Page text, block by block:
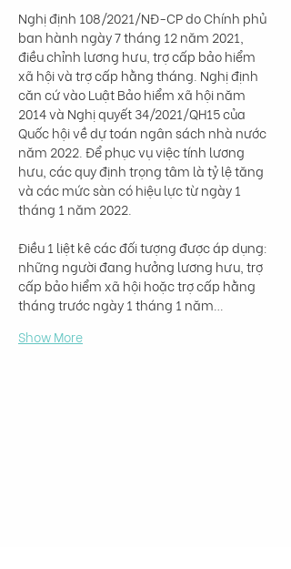
Nghị định 108/2021/NĐ-CP do Chính phủ
ban hành ngày 7 tháng 12 năm 2021,
điều chỉnh lương hưu, trợ cấp bảo hiểm
xã hội và trợ cấp hằng tháng. Nghị định
căn cứ vào Luật Bảo hiểm xã hội năm
2014 và Nghị quyết 34/2021/QH15 của
Quốc hội về dự toán ngân sách nhà nước
năm 2022. Để phục vụ việc tính lương
hưu, các quy định trọng tâm là tỷ lệ tăng
và các mức sàn có hiệu lực từ ngày 1
tháng 1 năm 2022.
Điều 1 liệt kê các đối tượng được áp dụng:
những người đang hưởng lương hưu, trợ
cấp bảo hiểm xã hội hoặc trợ cấp hằng
tháng trước ngày 1 tháng 1 năm…
Show More